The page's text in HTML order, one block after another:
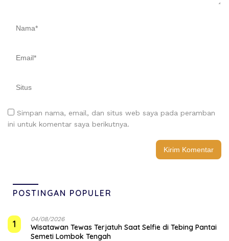
Simpan nama, email, dan situs web saya pada peramban
ini untuk komentar saya berikutnya.
POSTINGAN POPULER
1 04/08/2026
Wisatawan Tewas Terjatuh Saat Selfie di Tebing Pantai
Semeti Lombok Tengah